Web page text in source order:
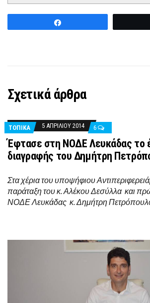
Σχετικά άρθρα
ΤΟΠΙΚΑ 5 ΑΠΡΙΛΊΟΥ 2014 6
Έφτασε στη ΝΟΔΕ Λευκάδας το
διαγραφής του Δημήτρη
Στα χέρια του υποψήφιου
παράταξη του κ. Αλέκου Δεσύλλα και
ΝΟΔΕ Λευκάδας κ. Δημήτρη